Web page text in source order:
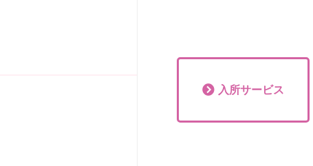
入所サービス